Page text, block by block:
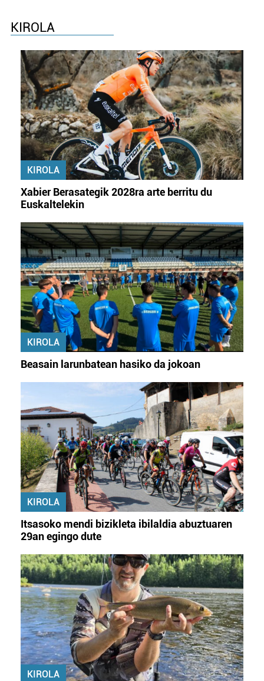
KIROLA
KIROLA
Xabier Berasategik 2028ra arte berritu du
Euskaltelekin
KIROLA
Beasain larunbatean hasiko da jokoan
KIROLA
Itsasoko mendi bizikleta ibilaldia abuztuaren
29an egingo dute
KIROLA